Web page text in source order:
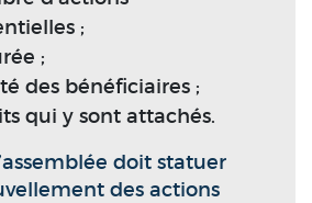
;
;
des bénéficiaires ;
qui y sont attachés.
doit statuer
des actions